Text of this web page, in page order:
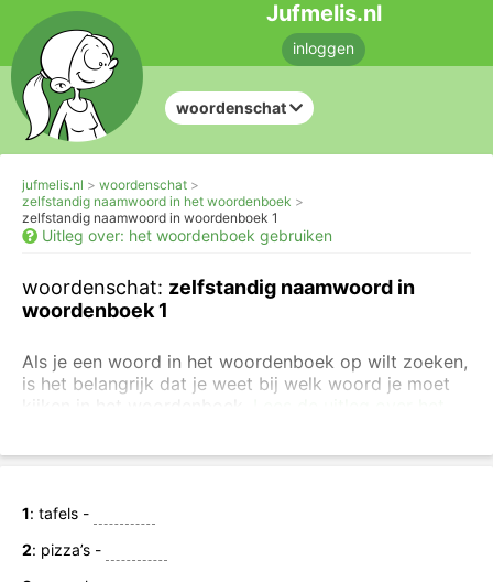
Jufmelis.nl
inloggen
woordenschat
jufmelis.nl
woordenschat
zelfstandig naamwoord in het woordenboek
zelfstandig naamwoord in woordenboek 1
Uitleg over: het woordenboek gebruiken
woordenschat: zelfstandig naamwoord in
woordenboek 1
Als je een woord in het woordenboek op wilt zoeken,
is het belangrijk dat je weet bij welk woord je moet
1: tafels -
2: pizza’s -